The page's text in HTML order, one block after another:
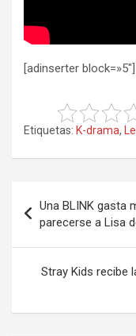
[adinserter block=»5″]
Etiquetas: K-drama,
de
entradas
Una BLINK gasta
parecerse a Lisa
Stray Kids recibe